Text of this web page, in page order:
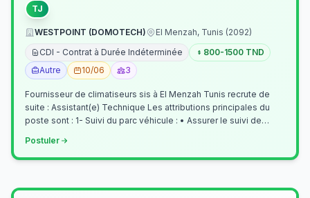
TJ
WESTPOINT (DOMOTECH)
El Menzah, Tunis (2092)
CDI - Contrat à Durée Indéterminée
800-1500 TND
Autre
10/06 3
Fournisseur de climatiseurs sis à El Menzah Tunis recrute de
suite : Assistant(e) Technique Les attributions principales du
poste sont : 1- Suivi du parc véhicule : • Assurer le suivi de
Postuler